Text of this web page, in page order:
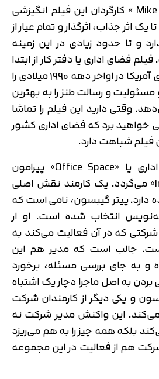
مایک جاج یا « Mike Judge » کارگردان این فیلم انگیزشی
یک اثر جذاب، اثرگذار و تمام عیار از
و تا حدود زیادی در این زمینه
فضای اداری یا دفتر کار از ابتدا
تا انتها با زبان طنز فضای آمریکا در اواخر دهه 1990 میلادی را
مسئولیت و رسالت طنز را به بهترین
وقتی دارید این فیلم را تماشا
خواهید برد که فضای اداری کشور
فیلم شباهت دارد.
داستان فیلم فضای اداری یا «Office Space» پیرامون
شرکتی به نام «Initech» می‌گردد. یک کارمند نقش اصلی
دارد. پیتر گیبسون، نامی است که
انتخاب شده است. او ار
که در آن فعالیت می‌کند به
جالب است که مدیر هم این
و به جای بررسی مسئله، برخورد
به اصل ماجرا دچار یک اشتباه
و یکی دیگر از کارمندان شرکت
می‌کند. این واکنش مدیر شرکت نه
بلکه همه چیز را به هم می‌ریزد
هم از فعالیت در این مجموعه